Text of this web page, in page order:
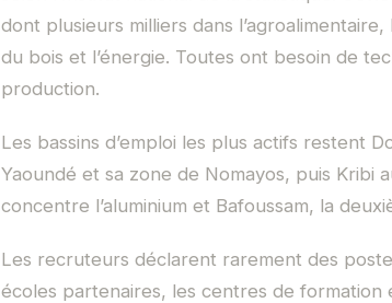
dont plusieurs milliers dans
du bois et l’énergie. Toutes ont besoin de
production.
Les bassins d’emploi les plus actifs restent
Yaoundé et sa zone de Nomayos, puis Kribi
concentre l’aluminium et Bafoussam, la
Les recruteurs déclarent rarement des
écoles partenaires, les centres de formation